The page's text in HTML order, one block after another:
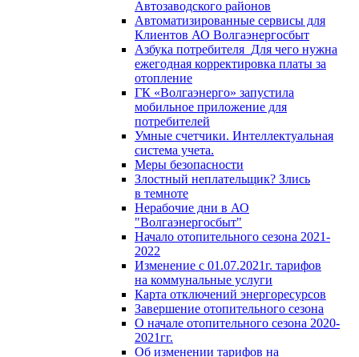
Автозаводского районов
Автоматизированные сервисы для
Клиентов АО Волгаэнергосбыт
Азбука потребителя_Для чего нужна
ежегодная корректировка платы за
отопление
ГК «Волгаэнерго» запустила
мобильное приложение для
потребителей
Умные счетчики. Интеллектуальная
система учета.
Меры безопасности
Злостный неплательщик? Злись
в темноте
Нерабочие дни в АО
"Волгаэнергосбыт"
Начало отопительного сезона 2021-
2022
Изменение с 01.07.2021г. тарифов
на коммунальные услуги
Карта отключений энергоресурсов
Завершение отопительного сезона
О начале отопительного сезона 2020-
2021гг.
Об изменении тарифов на